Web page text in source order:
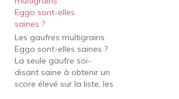
Eggo sont-elles
saines ?
Les gaufres multigrains
Eggo sont-elles saines ?
La seule gaufre soi-
disant saine à obtenir un
score élevé sur la liste, les